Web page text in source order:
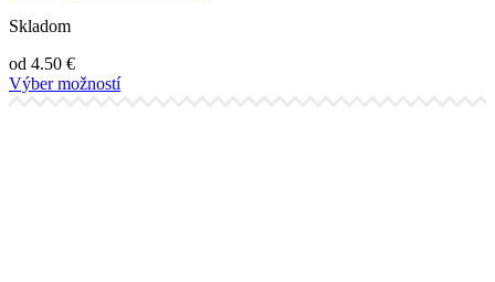
Skladom
od 4.50 €
Výber možností